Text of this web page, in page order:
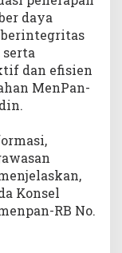
daya
dan efisien
MenPan-
Konsel
RB No.